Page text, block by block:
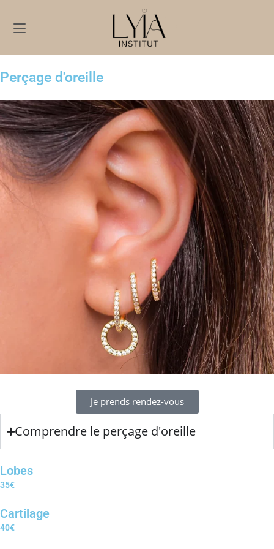
Perçage d'oreille
Je prends rendez-vous
Comprendre le perçage d'oreille
Lobes
35€
Cartilage
40€